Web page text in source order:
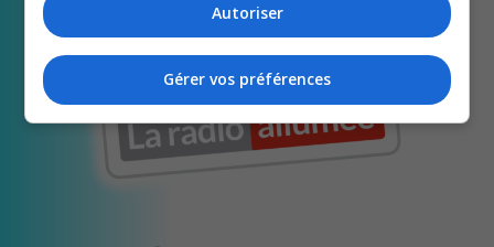
Autoriser
Gérer vos préférences